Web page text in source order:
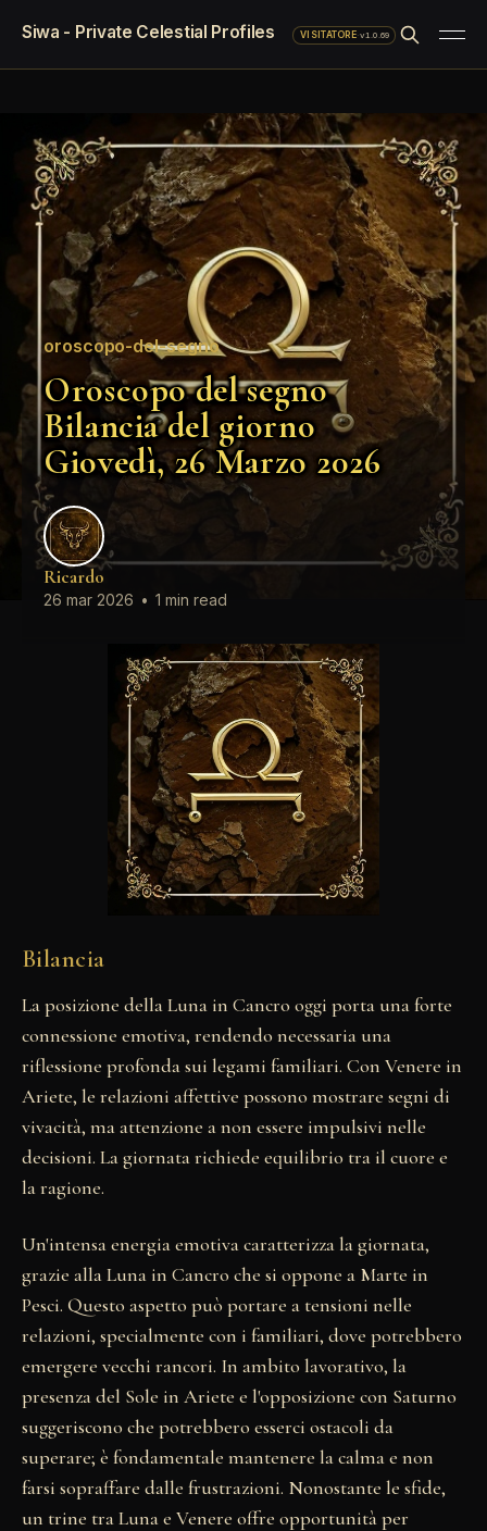
Siwa - Private Celestial Profiles VISITATORE·v1.0.69
oroscopo-del-segno
Oroscopo del segno
Bilancia del giorno
Giovedì, 26 Marzo 2026
Ricardo
26 mar 2026 • 1 min read
Bilancia
La posizione della Luna in Cancro oggi porta una forte
connessione emotiva, rendendo necessaria una
riflessione profonda sui legami familiari. Con Venere in
Ariete, le relazioni affettive possono mostrare segni di
vivacità, ma attenzione a non essere impulsivi nelle
decisioni. La giornata richiede equilibrio tra il cuore e
la ragione.
Un'intensa energia emotiva caratterizza la giornata,
grazie alla Luna in Cancro che si oppone a Marte in
Pesci. Questo aspetto può portare a tensioni nelle
relazioni, specialmente con i familiari, dove potrebbero
emergere vecchi rancori. In ambito lavorativo, la
presenza del Sole in Ariete e l'opposizione con Saturno
suggeriscono che potrebbero esserci ostacoli da
superare; è fondamentale mantenere la calma e non
farsi sopraffare dalle frustrazioni. Nonostante le sfide,
un trine tra Luna e Venere offre opportunità per